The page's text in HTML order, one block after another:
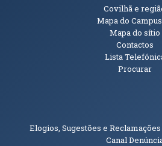
InformaçõesCovilhã e
Mapa do
Mapa do sítio
Contactos
Lista
Procurar
Elogios, Sugestões e Reclamações
Canal